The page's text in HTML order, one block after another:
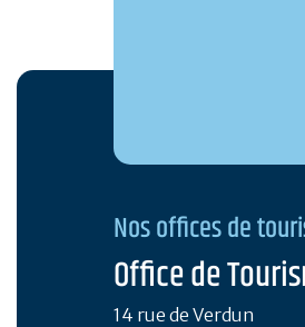
Nos offices de
Office de
14 rue de Verdun